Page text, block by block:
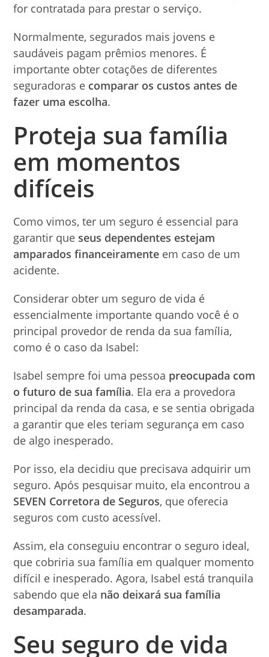
for contratada para prestar o serviço.
Normalmente, segurados mais jovens e
saudáveis pagam prêmios menores. É
importante obter cotações de diferentes
seguradoras e comparar os custos antes de
fazer uma escolha.
Proteja sua família
em momentos
difíceis
Como vimos, ter um seguro é essencial para
garantir que seus dependentes estejam
amparados financeiramente em caso de um
acidente.
Considerar obter um seguro de vida é
essencialmente importante quando você é o
principal provedor de renda da sua família,
como é o caso da Isabel:
Isabel sempre foi uma pessoa preocupada com
o futuro de sua família. Ela era a provedora
principal da renda da casa, e se sentia obrigada
a garantir que eles teriam segurança em caso
de algo inesperado.
Por isso, ela decidiu que precisava adquirir um
seguro. Após pesquisar muito, ela encontrou a
SEVEN Corretora de Seguros, que oferecia
seguros com custo acessível.
Assim, ela conseguiu encontrar o seguro ideal,
que cobriria sua família em qualquer momento
difícil e inesperado. Agora, Isabel está tranquila
sabendo que ela não deixará sua família
desamparada.
Seu seguro de vida